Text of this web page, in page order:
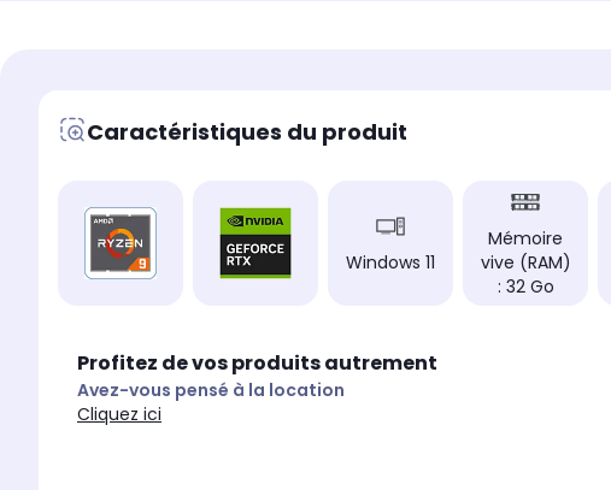
Caractéristiques du produit
Windows 11
Mémoire
vive (RAM)
: 32 Go
Profitez de vos produits autrement
Avez-vous pensé à la location
Cliquez ici